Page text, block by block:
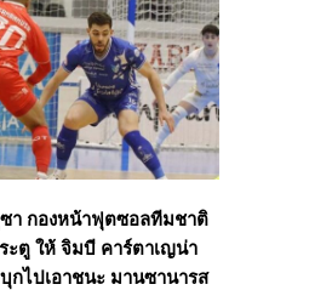
า กองหน้าฟุตซอลทีมชาติ
ะตู ให้ จิมบี คาร์ตาเญน่า
กไปเอาชนะ มานซานารส